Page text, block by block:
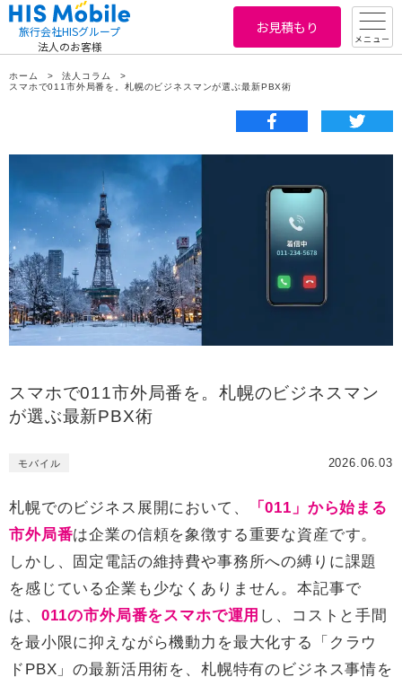
旅行会社HISグループ
法人のお客様
お見積もり
メニュー
ホーム
法人コラム
スマホで011市外局番を。札幌のビジネスマンが選ぶ最新PBX術
スマホで011市外局番を。札幌のビジネスマン
が選ぶ最新PBX術
モバイル 2026.06.03
札幌でのビジネス展開において、
「011」から始まる
市外局番は企業の信頼を象徴する重要な資産です。
しかし、固定電話の維持費や事務所への縛りに課題
を感じている企業も少なくありません。本記事で
は、 011の市外局番をスマホで運用 し、コストと手間
を最小限に抑えながら機動力を最大化する「クラウ
ドPBX」の最新活用術を、札幌特有のビジネス事情を